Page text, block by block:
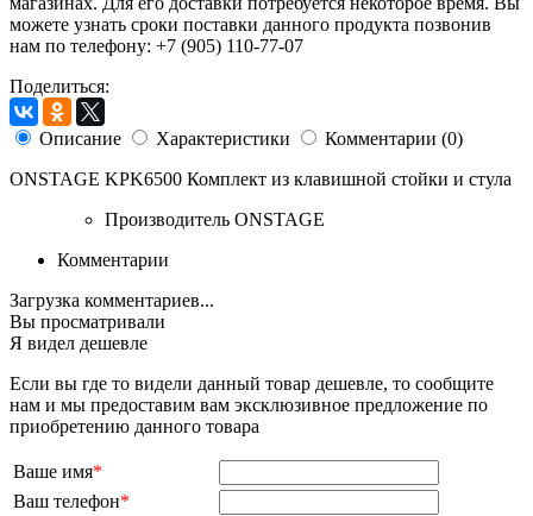
можете узнать сроки поставки данного продукта позвонив
нам по телефону: +7 (905) 110-77-07
Поделиться:
Описание Характеристики
Комментарии (0)
ONSTAGE KPK6500 Комплект из клавишной стойки и стула
Производитель ONSTAGE
Комментарии
Загрузка комментариев...
Вы просматривали
Я видел дешевле
Если вы где то видели данный товар дешевле, то сообщите
нам и мы предоставим вам эксклюзивное предложение по
приобретению данного товара
Ваше имя*
Ваш телефон*